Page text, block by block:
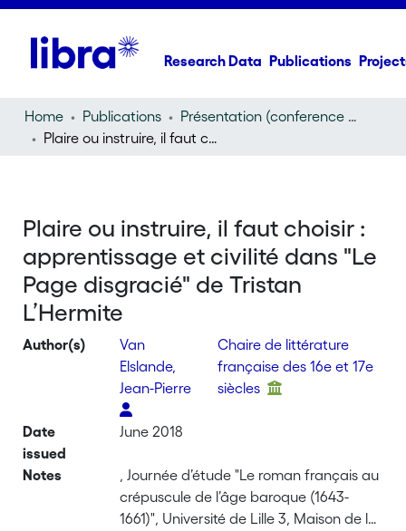
Research Data Publications
Home Publications
Présentation (conference presentation)
Plaire ou instruire, il faut choisir : apprentissage et civilité dans "Le Page disgracié" de Tristan L’Hermite
Plaire ou instruire, il faut choisir :
apprentissage et civilité dans "Le
Page disgracié" de Tristan
L’Hermite
Author(s)
Van
Elslande,
Jean-Pierre
Chaire de littérature
française des 16e et 17e
siècles
Date
issued
June 2018
Notes
, Journée d’étude "Le roman français au
crépuscule de l’âge baroque (1643-
1661)", Université de Lille 3, Maison de la